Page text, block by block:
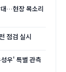
대…현장 목소리
점검 실시
우' 특별 관측